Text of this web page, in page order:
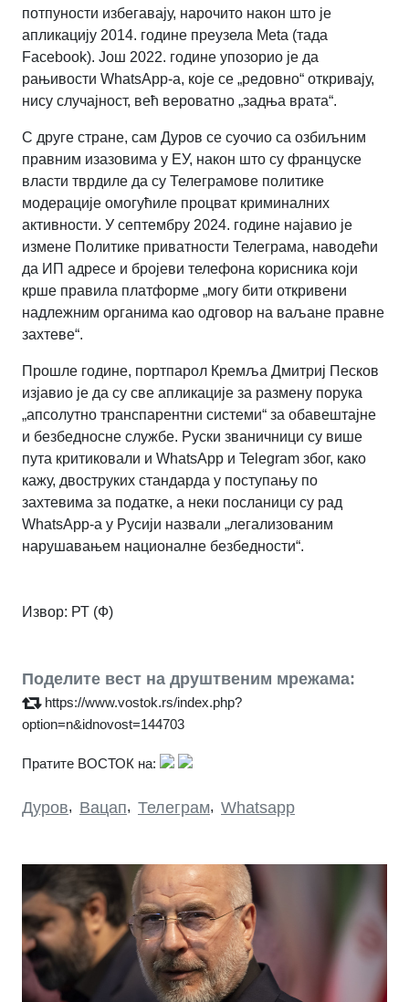
потпуности избегавају, нарочито након што је
апликацију 2014. године преузела Meta (тада
Facebook). Још 2022. године упозорио је да
рањивости WhatsApp-а, које се „редовно“ откривају,
нису случајност, већ вероватно „задња врата“.
С друге стране, сам Дуров се суочио са озбиљним
правним изазовима у ЕУ, након што су француске
власти тврдиле да су Телеграмове политике
модерације омогућиле процват криминалних
активности. У септембру 2024. године најавио је
измене Политике приватности Телеграма, наводећи
да ИП адресе и бројеви телефона корисника који
крше правила платформе „могу бити откривени
надлежним органима као одговор на ваљане правне
захтеве“.
Прошле године, портпарол Кремља Дмитриј Песков
изјавио је да су све апликације за размену порука
„апсолутно транспарентни системи“ за обавештајне
и безбедносне службе. Руски званичници су више
пута критиковали и WhatsApp и Telegram због, како
кажу, двоструких стандарда у поступању по
захтевима за податке, а неки посланици су рад
WhatsApp-а у Русији назвали „легализованим
нарушавањем националне безбедности“.
Извор: РТ (Ф)
Поделите вест на друштвеним мрежама:
https://www.vostok.rs/index.php?
option=n&idnovost=144703
Пратите ВОСТОК на:
Дуров, Вацап, Телеграм, Whatsapp